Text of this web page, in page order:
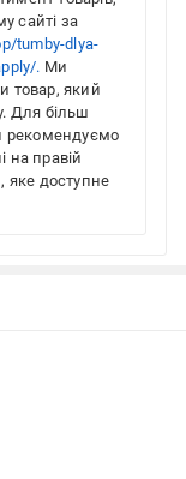
сайті за
tumby-dlya-
. Ми
товар, який
Для більш
рекомендуємо
на правій
яке доступне